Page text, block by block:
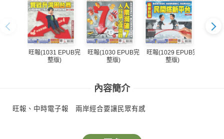
旺報(1031 EPUB完
整版)
旺報(1030 EPUB完
整版)
旺報(1029 EPUB完
整版)
內容簡介
旺報、中時電子報 兩岸經合要讓民眾有感